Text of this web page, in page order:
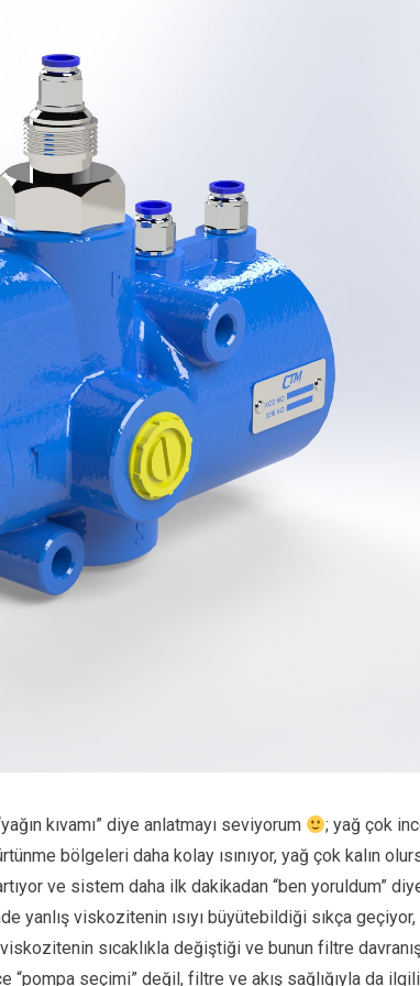
kıvamı” diye anlatmayı seviyorum
; yağ çok
bölgeleri daha kolay ısınıyor, yağ çok kalın
ve sistem daha ilk dakikadan “ben yoruldum”
yanlış viskozitenin ısıyı büyütebildiği sıkça geçiyor,
sıcaklıkla değiştiği ve bunun filtre
seçimi” değil, filtre ve akış sağlığıyla da